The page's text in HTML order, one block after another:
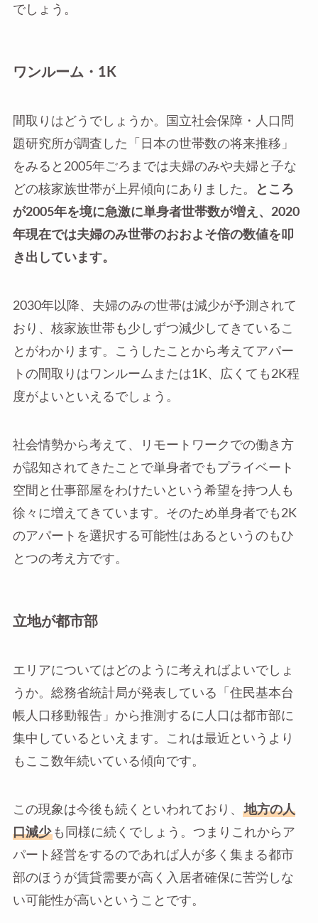
でしょう。
ワンルーム・1K
間取りはどうでしょうか。国立社会保障・人口問
題研究所が調査した「日本の世帯数の将来推移」
をみると2005年ごろまでは夫婦のみや夫婦と子な
どの核家族世帯が上昇傾向にありました。
ところ
が2005年を境に急激に単身者世帯数が増え、2020
年現在では夫婦のみ世帯のおおよそ倍の数値を叩
き出しています。
2030年以降、夫婦のみの世帯は減少が予測されて
おり、核家族世帯も少しずつ減少してきているこ
とがわかります。こうしたことから考えてアパー
トの間取りはワンルームまたは1K、広くても2K程
度がよいといえるでしょう。
社会情勢から考えて、リモートワークでの働き方
が認知されてきたことで単身者でもプライベート
空間と仕事部屋をわけたいという希望を持つ人も
徐々に増えてきています。そのため単身者でも2K
のアパートを選択する可能性はあるというのもひ
とつの考え方です。
立地が都市部
エリアについてはどのように考えればよいでしょ
うか。総務省統計局が発表している「住民基本台
帳人口移動報告」から推測するに人口は都市部に
集中しているといえます。これは最近というより
もここ数年続いている傾向です。
この現象は今後も続くといわれており、
地方の人
口減少も同様に続くでしょう。つまりこれからア
パート経営をするのであれば人が多く集まる都市
部のほうが賃貸需要が高く入居者確保に苦労しな
い可能性が高いということです。